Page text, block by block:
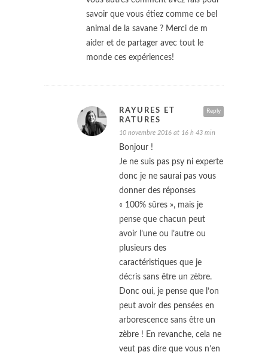
savoir que vous étiez comme ce bel
animal de la savane ? Merci de m
aider et de partager avec tout le
monde ces expériences!
Reply
RAYURES ET
RATURES
10 novembre 2016 at 16 h 43 min
Bonjour !
Je ne suis pas psy ni experte
donc je ne saurai pas vous
donner des réponses
« 100% sûres », mais je
pense que chacun peut
avoir l’une ou l’autre ou
plusieurs des
caractéristiques que je
décris sans être un zèbre.
Donc oui, je pense que l’on
peut avoir des pensées en
arborescence sans être un
zèbre ! En revanche, cela ne
veut pas dire que vous n’en